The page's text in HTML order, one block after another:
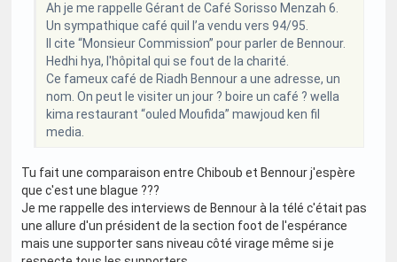
Ah je me rappelle Gérant de Café Sorisso Menzah 6.
Un sympathique café quil l’a vendu vers 94/95.
Il cite “Monsieur Commission” pour parler de Bennour.
Hedhi hya, l'hôpital qui se fout de la charité.
Ce fameux café de Riadh Bennour a une adresse, un
nom. On peut le visiter un jour ? boire un café ? wella
kima restaurant “ouled Moufida” mawjoud ken fil
media.
Tu fait une comparaison entre Chiboub et Bennour j'espère
que c'est une blague ???
Je me rappelle des interviews de Bennour à la télé c'était pas
une allure d'un président de la section foot de l'espérance
mais une supporter sans niveau côté virage même si je